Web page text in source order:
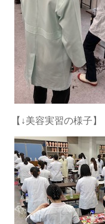
【↓美容実習の様子】